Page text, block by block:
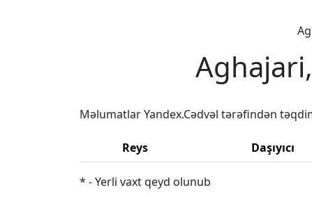
Məlumatlar Yandex.Cədvəl tərəfindən
Reys Daşıyıcı
* - Yerli vaxt qeyd olunub